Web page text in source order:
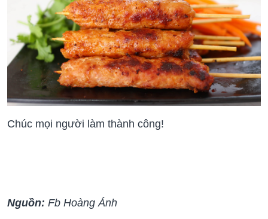
Chúc mọi người làm thành công!
Nguồn: Fb Hoàng Ánh